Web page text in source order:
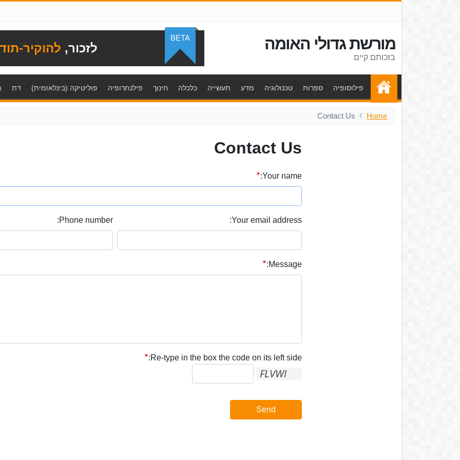
מורשת גדולי האומה
בזכותם קיים
לזכור, להוקיר-
BETA
פילוסופיה ספרות טכנולוגיה מדע תעשייה כלכלה חינוך פילנתרופיה פוליטיקה (בינלאומית) דת
Home
Contact Us
Contact Us
Your name:
Your email address:
Phone number:
Message:
Re-type in the box the code on its left side:
Send